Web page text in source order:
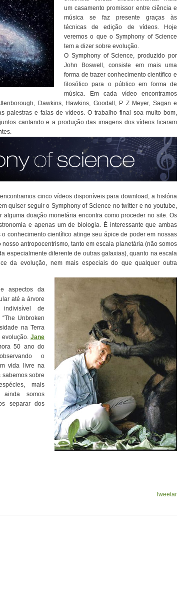
um casamento promissor entre ciência e
música se faz presente graças às
técnicas de edição de vídeos. Hoje
veremos o que o Symphony of Science
tem a dizer sobre evolução.
O Symphony of Science, produzido por
John Boswell, consiste em mais uma
forma de trazer conhecimento científico e
filosófico para o público em forma de
música. Em cada vídeo encontramos
Dawkins, Hawkins, Goodall, P Z Meyer, Sagan e
palestras e falas de vídeos. O trabalho final soa muito bom,
cantando e a produção das imagens dos vídeos ficaram
encontramos cinco vídeos disponíveis para download, a história
quiser seguir o Symphony of Science no twitter e no youtube,
doação monetária encontra como proceder no site. Os
e apenas um de biologia. É interessante que ambas
conhecimento científico atinge seu ápice de poder em nossas
antropocentrismo, tanto em escala planetária (não somos
especialmente diferente de outras galaxias), quanto na escala
da evolução, nem mais especiais do que qualquer outra
aspectos da
até a árvore
de
Unbroken
na Terra
evolução. Jane
50 ano do
o
vida livre na
sabemos sobre
mais
somos
separar dos
Tweetar